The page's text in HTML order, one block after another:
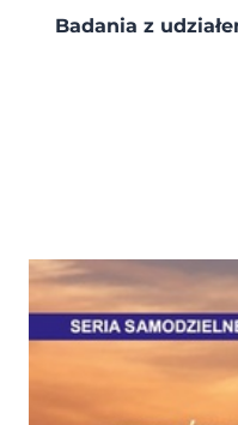
Badania z